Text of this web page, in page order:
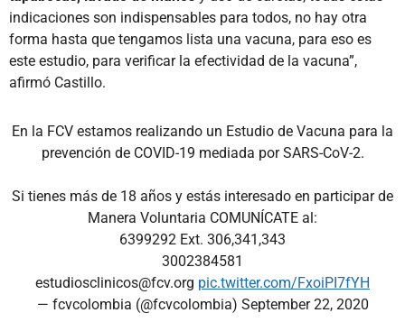
indicaciones son indispensables para todos, no hay otra
forma hasta que tengamos lista una vacuna, para eso es
este estudio, para verificar la efectividad de la vacuna”,
afirmó Castillo.
En la FCV estamos realizando un Estudio de Vacuna para la
prevención de COVID-19 mediada por SARS-CoV-2.
Si tienes más de 18 años y estás interesado en participar de
Manera Voluntaria COMUNÍCATE al:
6399292 Ext. 306,341,343
3002384581
estudiosclinicos@fcv.org pic.twitter.com/FxoiPI7fYH
— fcvcolombia (@fcvcolombia) September 22, 2020